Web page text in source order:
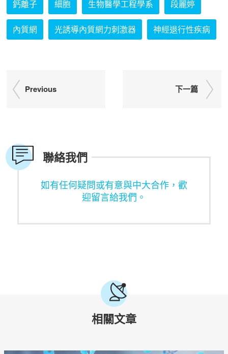
鈣離子 細胞 生物醫學工程學系 段麗婷
內質網 光誘導內質網力刺激器 神經退行性疾病
Previous 下一篇
聯絡我們
如有任何疑問或有意與中大合作，歡
迎留言給我們。
相關文章